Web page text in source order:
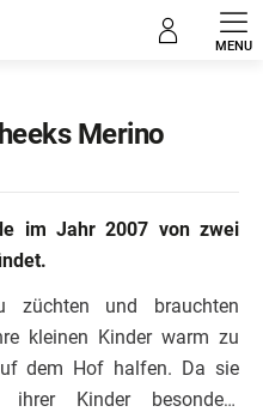
Merino
im Jahr 2007 von zwei
züchten und brauchten
kleinen Kinder warm zu
dem Hof halfen. Da sie
Kinder besonders